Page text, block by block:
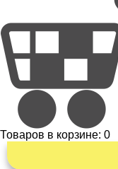
Товаров в корзине: 0